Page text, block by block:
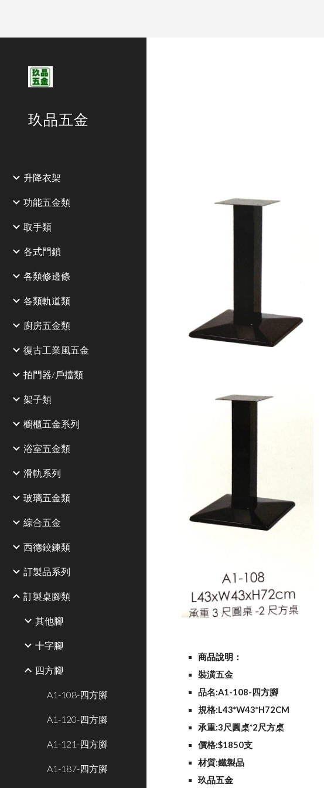
玖品五金
升降衣架
功能五金類
取手類
各式門鎖
各類修邊條
各類軌道類
廚房五金類
復古工業風五金
拍門器/戶擋類
架子類
櫥櫃五金系列
浴室五金類
滑軌系列
玻璃五金類
綜合五金
西德鉸鍊類
訂製品系列
訂製桌腳類
其他腳
十字腳
四方腳
A1-108-四方腳
A1-120-四方腳
A1-121-四方腳
A1-187-四方腳
商品說明：
裝潢五金
品名:A1-108-四方腳
規格:L43*W43*H72CM
承重:3尺圓桌*2尺方桌
價格:$1850支
材質:鐵製品
玖品五金